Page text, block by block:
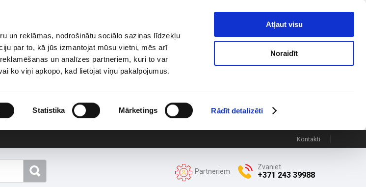
un reklāmas, nodrošinātu sociālo saziņas līdzekļu
par to, kā jūs izmantojat mūsu vietni, mēs arī
un analīzes partneriem, kuri to var
ko viņi apkopo, kad lietojat viņu pakalpojumus.
Statistika Mārketings Rādīt detalizēti
Atļaut visu
Noraidīt
Kontakti
Partneriem
Zvaniet
+371 243 39988